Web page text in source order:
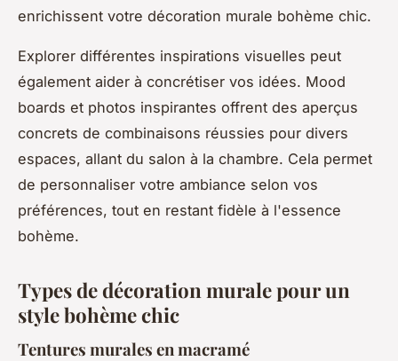
enrichissent votre décoration murale bohème chic.
Explorer différentes inspirations visuelles peut
également aider à concrétiser vos idées. Mood
boards et photos inspirantes offrent des aperçus
concrets de combinaisons réussies pour divers
espaces, allant du salon à la chambre. Cela permet
de personnaliser votre ambiance selon vos
préférences, tout en restant fidèle à l'essence
bohème.
Types de décoration murale pour un
style bohème chic
Tentures murales en macramé